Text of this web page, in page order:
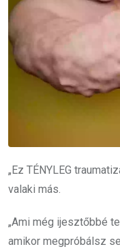
„Ez TÉNYLEG
valaki más.
„Ami még ijesztőbbé
amikor megpróbálsz